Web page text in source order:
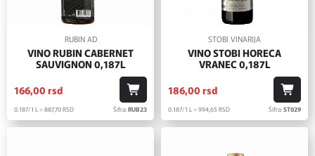
RUBIN AD
VINO RUBIN CABERNET
SAUVIGNON 0,187L
166,00 rsd
0.187/1 L = 887,70RSD Šifra:RUB23
STOBI VINARIJA
VINO STOBI HORECA
VRANEC 0,187L
186,00 rsd
0.187/1 L = 994,65 RSD Šifra:ST029